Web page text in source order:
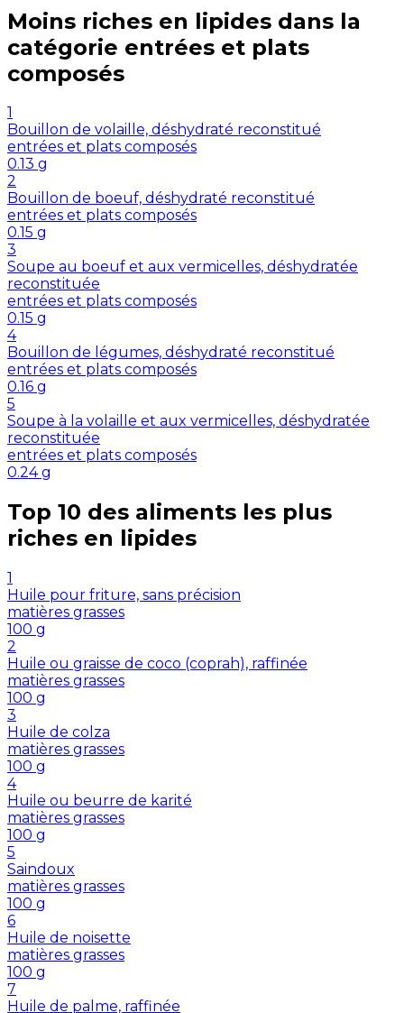
Moins riches en lipides dans la
catégorie entrées et plats
composés
1
Bouillon de volaille, déshydraté reconstitué
entrées et plats composés
0.13 g
2
Bouillon de boeuf, déshydraté reconstitué
entrées et plats composés
0.15 g
3
Soupe au boeuf et aux vermicelles, déshydratée
reconstituée
entrées et plats composés
0.15 g
4
Bouillon de légumes, déshydraté reconstitué
entrées et plats composés
0.16 g
5
Soupe à la volaille et aux vermicelles, déshydratée
reconstituée
entrées et plats composés
0.24 g
Top 10 des aliments les plus
riches en lipides
1
Huile pour friture, sans précision
matières grasses
100 g
2
Huile ou graisse de coco (coprah), raffinée
matières grasses
100 g
3
Huile de colza
matières grasses
100 g
4
Huile ou beurre de karité
matières grasses
100 g
5
Saindoux
matières grasses
100 g
6
Huile de noisette
matières grasses
100 g
7
Huile de palme, raffinée